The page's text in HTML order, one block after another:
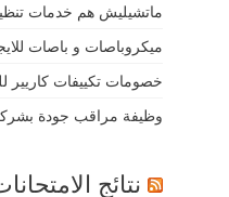
ماتشيليش هم خدمات
ميكروباصات و باصات
خصومات تكييفات كاريير
وظيفة مراقب جودة
نتائج